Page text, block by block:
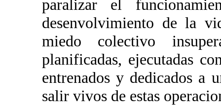
paralizar el
desenvolvimiento de la
miedo colectivo
planificadas, ejecutadas
entrenados y dedicados a
salir vivos de estas